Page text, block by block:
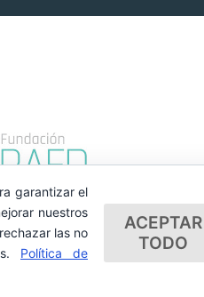
garantizar el
nuestros
las no
Política de
ACEPTAR
TODO